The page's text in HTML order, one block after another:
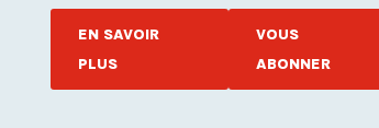
EN SAVOIR
PLUS
VOUS
ABONNER